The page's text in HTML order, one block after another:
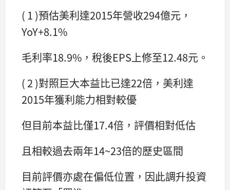
( 1 )預估美利達2015年營收294億元，
YoY+8.1%
毛利率18.9%，稅後EPS上修至12.48元。
( 2 )對照巨大本益比已達22倍，美利達
2015年獲利能力相對較優
但目前本益比僅17.4倍，評價相對低估
且相較過去兩年14~23倍的歷史區間
目前評價亦處在偏低位置，因此調升投資